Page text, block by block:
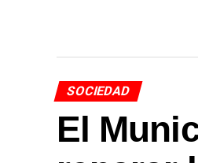
SOCIEDAD
El